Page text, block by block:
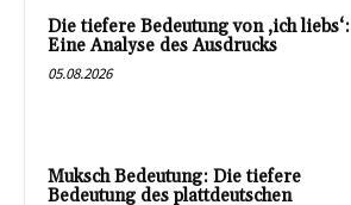
Die tiefere Bedeutung von ‚ich liebs‘:
Eine Analyse des Ausdrucks
05.08.2026
Muksch Bedeutung: Die tiefere
Bedeutung des plattdeutschen